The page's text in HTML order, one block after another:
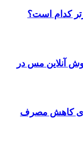
کدام است؟
آنلاین مس در
کاهش مصرف